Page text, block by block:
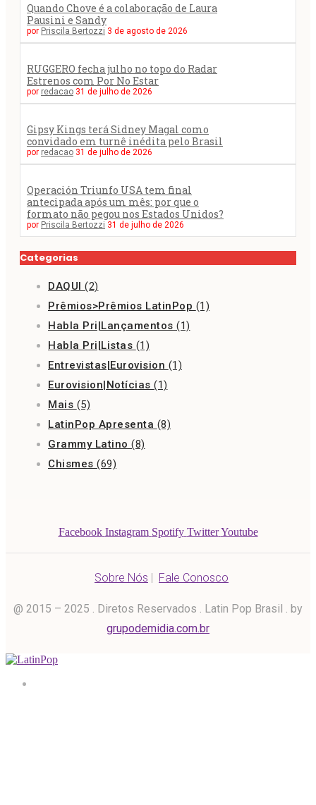
Quando Chove é a colaboração de Laura
Pausini e Sandy
por Priscila Bertozzi 3 de agosto de 2026
RUGGERO fecha julho no topo do Radar
Estrenos com Por No Estar
por redacao 31 de julho de 2026
Gipsy Kings terá Sidney Magal como
convidado em turnê inédita pelo Brasil
por redacao 31 de julho de 2026
Operación Triunfo USA tem final
antecipada após um mês: por que o
formato não pegou nos Estados Unidos?
por Priscila Bertozzi 31 de julho de 2026
Categorias
DAQUI (2)
Prêmios>Prêmios LatinPop (1)
Habla Pri|Lançamentos (1)
Habla Pri|Listas (1)
Entrevistas|Eurovision (1)
Eurovision|Notícias (1)
Mais (5)
LatinPop Apresenta (8)
Grammy Latino (8)
Chismes (69)
Facebook Instagram Spotify Twitter Youtube
Sobre Nós | Fale Conosco
@ 2015 – 2025 . Diretos Reservados . Latin Pop Brasil . by
grupodemidia.com.br